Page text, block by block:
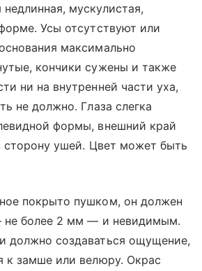
мускулистая,
Усы отсутствуют или
максимально
кончики сужены и также
ни на внутренней части уха,
не должно. Глаза слегка
формы, внешний край
сторону ушей. Цвет может быть
покрыто пушком, он должен
более 2 мм — и невидимым.
должно создаваться ощущение,
к замше или велюру. Окрас